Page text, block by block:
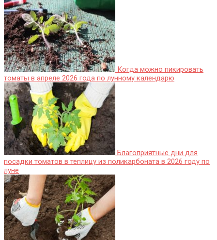
Когда можно пикировать
томаты в апреле 2026 года по лунному календарю
Благоприятные дни для
посадки томатов в теплицу из поликарбоната в 2026 году по
луне